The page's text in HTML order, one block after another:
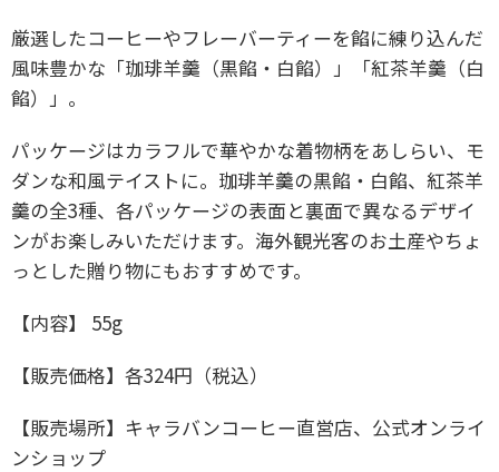
厳選したコーヒーやフレーバーティーを餡に練り込んだ
風味豊かな「珈琲羊羹（黒餡・白餡）」「紅茶羊羹（白
餡）」。
パッケージはカラフルで華やかな着物柄をあしらい、モ
ダンな和風テイストに。珈琲羊羹の黒餡・白餡、紅茶羊
羹の全3種、各パッケージの表面と裏面で異なるデザイ
ンがお楽しみいただけます。海外観光客のお土産やちょ
っとした贈り物にもおすすめです。
【内容】 55g
【販売価格】各324円（税込）
【販売場所】キャラバンコーヒー直営店、公式オンライ
ンショップ